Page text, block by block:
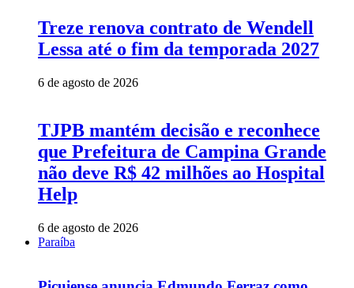
Treze renova contrato de Wendell
Lessa até o fim da temporada 2027
6 de agosto de 2026
TJPB mantém decisão e reconhece
que Prefeitura de Campina Grande
não deve R$ 42 milhões ao Hospital
Help
6 de agosto de 2026
Paraíba